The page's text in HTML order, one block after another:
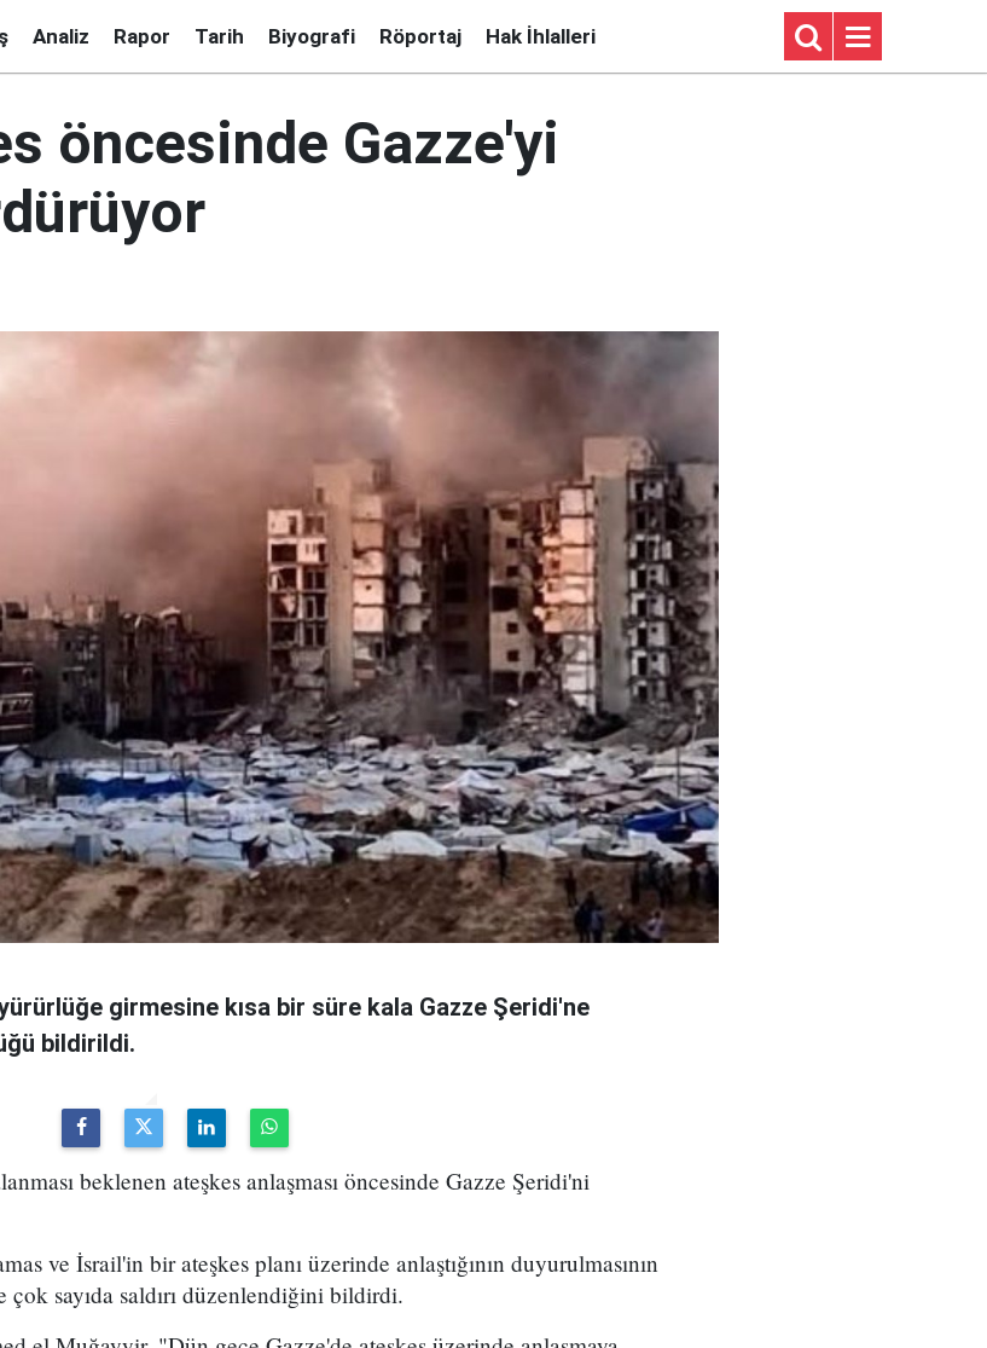
Analiz Rapor Tarih Biyografi Röportaj Hak İhlalleri
öncesinde Gazze'yi
girmesine kısa bir süre kala Gazze Şeridi'ne
bildirildi.
beklenen ateşkes anlaşması öncesinde Gazze Şeridi'ni
ve İsrail'in bir ateşkes planı üzerinde anlaştığının duyurulmasının
çok sayıda saldırı düzenlendiğini bildirdi.